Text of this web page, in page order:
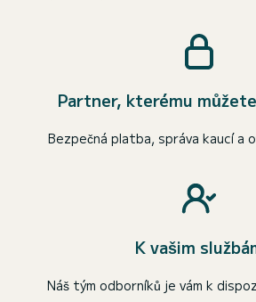
Partner, kterému
Bezpečná platba, správa kaucí a
K vašim
Náš tým odborníků je vám k